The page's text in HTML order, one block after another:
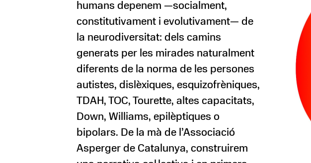
humans depenem —socialment,
constitutivament i evolutivament— de
la neurodiversitat: dels camins
generats per les mirades naturalment
diferents de la norma de les persones
autistes, dislèxiques, esquizofrèniques,
TDAH, TOC, Tourette, altes capacitats,
Down, Williams, epilèptiques o
bipolars. De la mà de l’Associació
Asperger de Catalunya, construirem